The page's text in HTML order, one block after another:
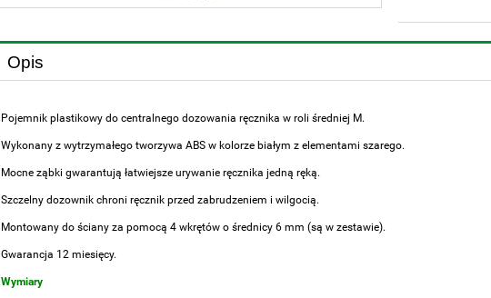
Opis
Pojemnik plastikowy do centralnego dozowania ręcznika w roli średniej M.
Wykonany z wytrzymałego tworzywa ABS w kolorze białym z elementami szarego.
Mocne ząbki gwarantują łatwiejsze urywanie ręcznika jedną ręką.
Szczelny dozownik chroni ręcznik przed zabrudzeniem i wilgocią.
Montowany do ściany za pomocą 4 wkrętów o średnicy 6 mm (są w zestawie).
Gwarancja 12 miesięcy.
Wymiary